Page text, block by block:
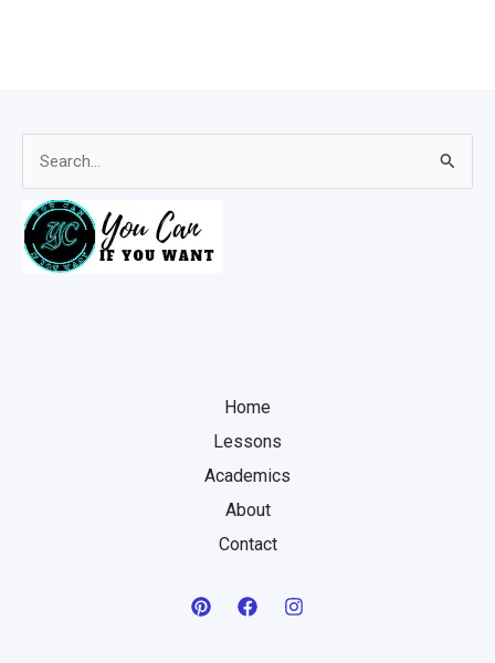
Search
for:
Home
Lessons
Academics
About
Contact